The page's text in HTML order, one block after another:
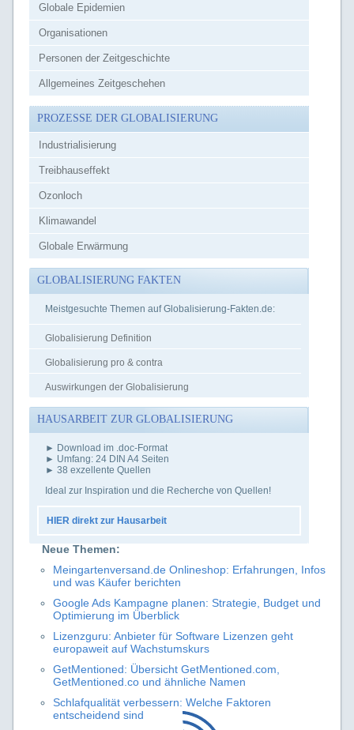
Globale Epidemien
Organisationen
Personen der Zeitgeschichte
Allgemeines Zeitgeschehen
PROZESSE DER GLOBALISIERUNG
Industrialisierung
Treibhauseffekt
Ozonloch
Klimawandel
Globale Erwärmung
GLOBALISIERUNG FAKTEN
Meistgesuchte Themen auf Globalisierung-Fakten.de:
Globalisierung Definition
Globalisierung pro & contra
Auswirkungen der Globalisierung
HAUSARBEIT ZUR GLOBALISIERUNG
► Download im .doc-Format
► Umfang: 24 DIN A4 Seiten
► 38 exzellente Quellen
Ideal zur Inspiration und die Recherche von Quellen!
HIER direkt zur Hausarbeit
Neue Themen:
Meingartenversand.de Onlineshop: Erfahrungen, Infos
und was Käufer berichten
Google Ads Kampagne planen: Strategie, Budget und
Optimierung im Überblick
Lizenzguru: Anbieter für Software Lizenzen geht
europaweit auf Wachstumskurs
GetMentioned: Übersicht GetMentioned.com,
GetMentioned.co und ähnliche Namen
Schlafqualität verbessern: Welche Faktoren
entscheidend sind